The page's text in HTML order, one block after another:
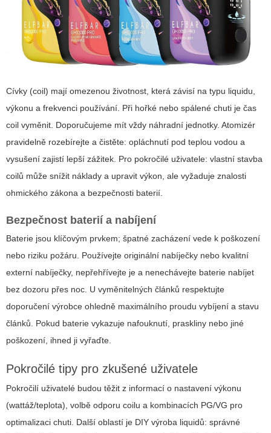
Cívky (coil) mají omezenou životnost, která závisí na typu liquidu,
výkonu a frekvenci používání. Při hořké nebo spálené chuti je čas
coil vyměnit. Doporučujeme mít vždy náhradní jednotky. Atomizér
pravidelně rozebírejte a čistěte: opláchnutí pod teplou vodou a
vysušení zajistí lepší zážitek. Pro pokročilé uživatele: vlastní stavba
coilů může snížit náklady a upravit výkon, ale vyžaduje znalosti
ohmického zákona a bezpečnosti baterií.
Bezpečnost baterií a nabíjení
Baterie jsou klíčovým prvkem; špatné zacházení vede k poškození
nebo riziku požáru. Používejte originální nabíječky nebo kvalitní
externí nabíječky, nepřehřívejte je a nenechávejte baterie nabíjet
bez dozoru přes noc. U vyměnitelných článků respektujte
doporučení výrobce ohledně maximálního proudu vybíjení a stavu
článků. Pokud baterie vykazuje nafouknutí, praskliny nebo jiné
poškození, ihned ji vyřaďte.
Pokročilé tipy pro zkušené uživatele
Pokročilí uživatelé budou těžit z informací o nastavení výkonu
(wattáž/teplota), volbě odporu coilu a kombinacích PG/VG pro
optimalizaci chuti. Další oblastí je DIY výroba liquidů: správné